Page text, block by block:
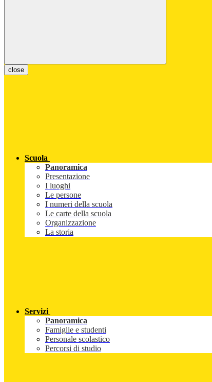
close
Scuola
Panoramica
Presentazione
I luoghi
Le persone
I numeri della scuola
Le carte della scuola
Organizzazione
La storia
Servizi
Panoramica
Famiglie e studenti
Personale scolastico
Percorsi di studio